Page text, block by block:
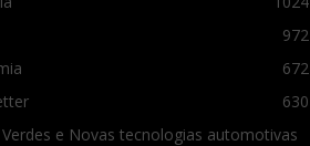
972
672
630
e Novas tecnologias automotivas